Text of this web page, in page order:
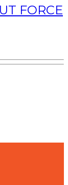
FORCE